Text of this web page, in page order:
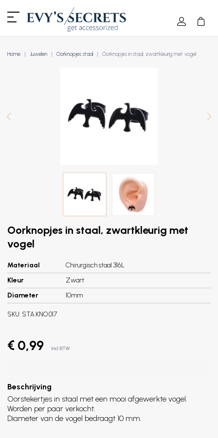
Home Juwelen Oorknopjes staal Oorknopjes in staal, zwartkleurig met vogel
Oorknopjes in staal, zwartkleurig met
vogel
Materiaal
Chirurgisch staal 316L
Kleur
Zwart
Diameter
10mm
SKU: STA.KNO.017
€ 0,99 Incl. BTW
Beschrijving
Oorstekertjes in staal met een mooi afgewerkte vogel.
Worden per paar verkocht.
Diameter van de vogel bedraagt 10 mm.